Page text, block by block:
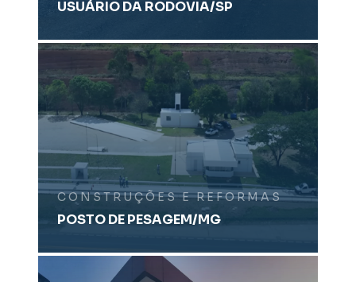
USUÁRIO DA RODOVIA/SP
CONSTRUÇÕES E REFORMAS
POSTO DE PESAGEM/MG